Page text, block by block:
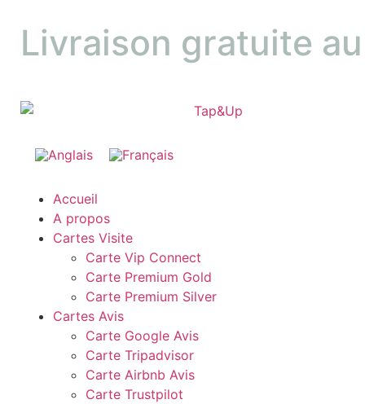
Livraison gratuite
Accueil
A propos
Cartes Visite
Carte Vip Connect
Carte Premium Gold
Carte Premium Silver
Cartes Avis
Carte Google Avis
Carte Tripadvisor
Carte Airbnb Avis
Carte Trustpilot